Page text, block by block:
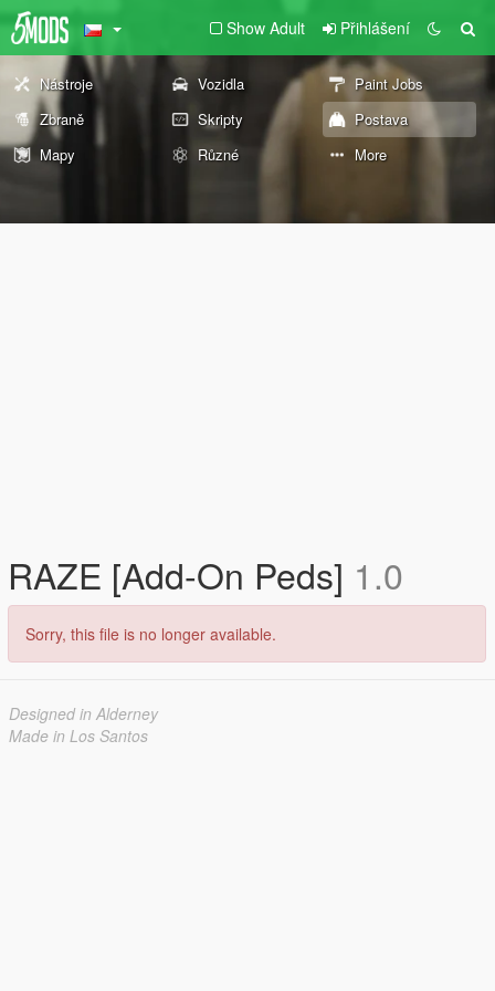
Show Adult Přihlášení
Nástroje Vozidla
Paint Jobs
Zbraně
Skripty
Postava
Mapy
Různé More
RAZE [Add-On Peds] 1.0
Sorry, this file is no longer available.
Designed in Alderney
Made in Los Santos